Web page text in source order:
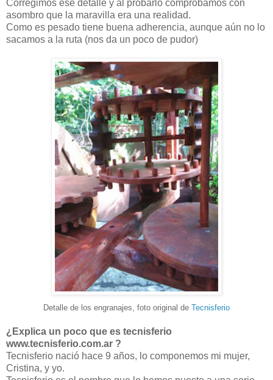
Corregimos ese detalle y al probarlo comprobamos con
asombro que la maravilla era una realidad.
Como es pesado tiene buena adherencia, aunque aún no lo
sacamos a la ruta (nos da un poco de pudor)
Detalle de los engranajes, foto original de Tecnisferio
¿Explica un poco que es tecnisferio
www.tecnisferio.com.ar ?
Tecnisferio nació hace 9 años, lo componemos mi mujer,
Cristina, y yo.